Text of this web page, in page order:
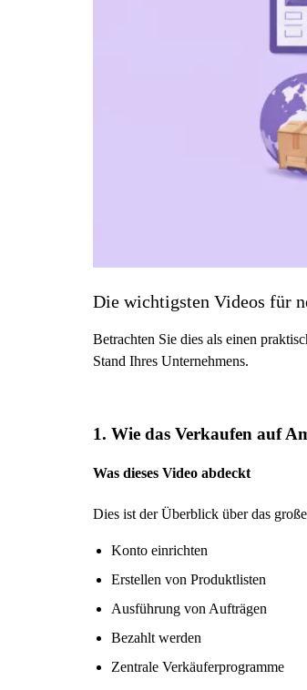
Die wichtigsten Videos für
Betrachten Sie dies als einen
Stand Ihres Unternehmens.
1. Wie das Verkaufen auf
Was dieses Video abdeckt
Dies ist der Überblick über das
Konto einrichten
Erstellen von Produktlisten
Ausführung von Aufträgen
Bezahlt werden
Zentrale Verkäuferprogramme